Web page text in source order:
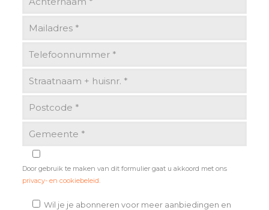
Door gebruik te maken van dit formulier gaat u akkoord met ons
privacy- en cookiebeleid
Wil je je abonneren voor meer aanbiedingen en